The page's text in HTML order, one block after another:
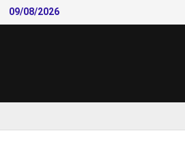
Skip
to
09/08/2026